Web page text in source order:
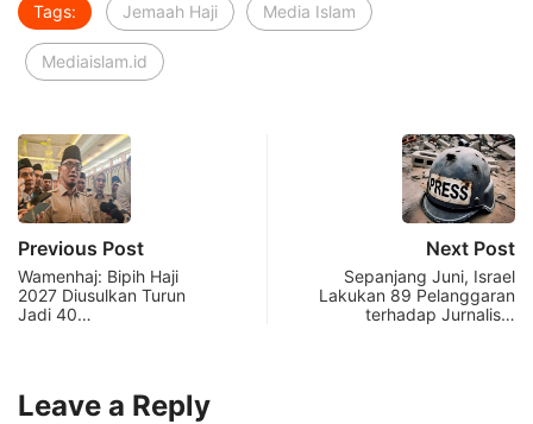
Tags: Jemaah Haji Media Islam
Mediaislam.id
Previous Post
Wamenhaj: Bipih Haji
2027 Diusulkan Turun
Jadi 40…
Next Post
Sepanjang Juni, Israel
Lakukan 89 Pelanggaran
terhadap Jurnalis…
Leave a Reply